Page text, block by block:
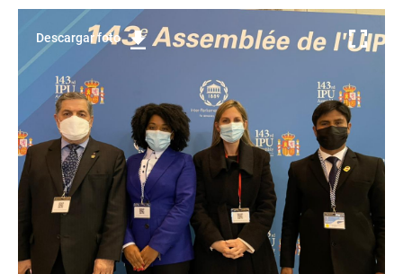
Descargar foto